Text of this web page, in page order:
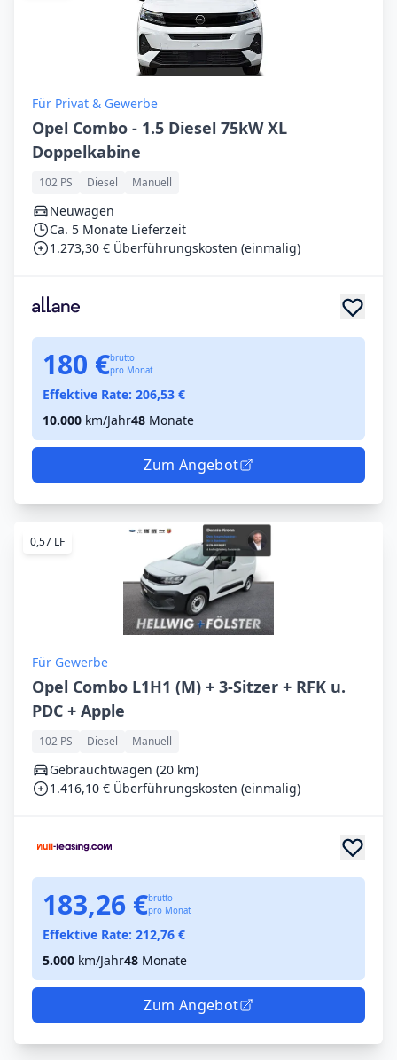
Für Privat & Gewerbe
Opel Combo - 1.5 Diesel 75kW XL
Doppelkabine
102 PS Diesel Manuell
Neuwagen
Ca. 5 Monate Lieferzeit
1.273,30 € Überführungskosten (einmalig)
180 €brutto
pro Monat
Effektive Rate: 206,53 €
10.000 km/Jahr48 Monate
Zum Angebot
0,57 LF
Für Gewerbe
Opel Combo L1H1 (M) + 3-Sitzer + RFK u.
PDC + Apple
102 PS Diesel Manuell
Gebrauchtwagen (20 km)
1.416,10 € Überführungskosten (einmalig)
183,26 €brutto
pro Monat
Effektive Rate: 212,76 €
5.000 km/Jahr48 Monate
Zum Angebot